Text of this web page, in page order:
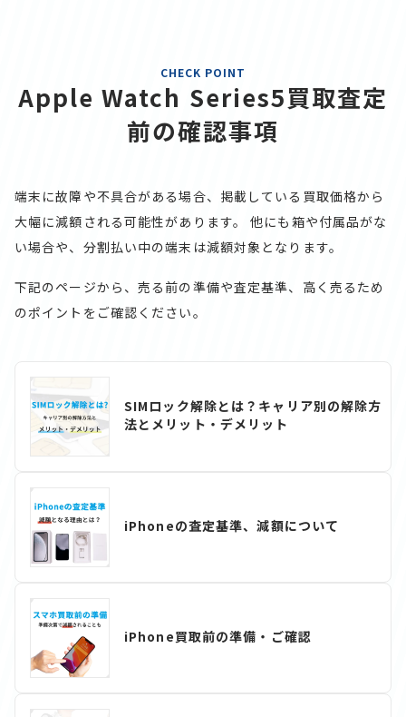
CHECK POINT
Apple Watch Series5買取査定
前の確認事項
端末に故障や不具合がある場合、掲載している買取価格から
大幅に減額される可能性があります。
他にも箱や付属品がな
い場合や、分割払い中の端末は減額対象となります。
下記のページから、売る前の準備や査定基準、高く売るため
のポイントをご確認ください。
SIMロック解除とは？キャリア別の解除方
法とメリット・デメリット
iPhoneの査定基準、減額について
iPhone買取前の準備・ご確認